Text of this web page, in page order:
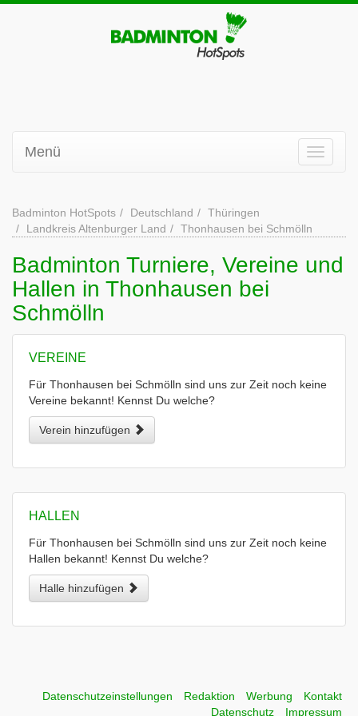
Menü
Badminton HotSpots Deutschland
Thüringen
Landkreis Altenburger Land
Thonhausen bei Schmölln
Badminton Turniere, Vereine und
Hallen in Thonhausen bei
Schmölln
VEREINE
Für Thonhausen bei Schmölln sind uns zur Zeit noch keine
Vereine bekannt! Kennst Du welche?
Verein hinzufügen
HALLEN
Für Thonhausen bei Schmölln sind uns zur Zeit noch keine
Hallen bekannt! Kennst Du welche?
Halle hinzufügen
Datenschutzeinstellungen Redaktion Werbung
Kontakt
Datenschutz
Impressum